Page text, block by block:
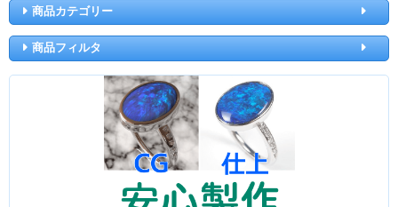
商品カテゴリー
商品フィルタ